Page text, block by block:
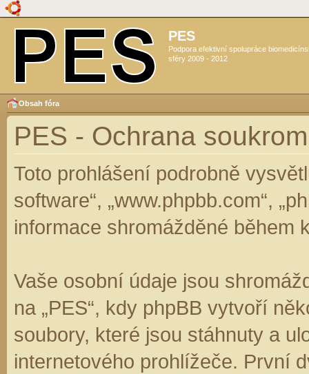
PES
Podpora efektivní spolupráce
sféry 2009 - 2012
Obsah fóra
PES - Ochrana
Toto prohlášení podrobně
software“, „www.phpbb.com“,
informace shromážděné během
Vaše osobní údaje jsou
na „PES“, kdy phpBB vytvoří
soubory, které jsou stáhnuty a
internetového prohlížeče. První